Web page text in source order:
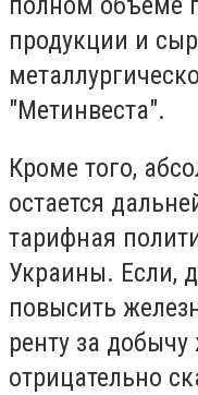
продукции и
"Метинвеста".
Кроме того,
остается
тарифная
Украины. Если,
повысить
ренту за
отрицательно